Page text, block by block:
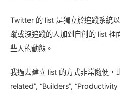
Twitter 的 list 是獨立於追蹤系統
蹤或沒追蹤的人加到自創的 list 裡
些人的動態。
我過去建立 list 的方式非常隨便，
related”, “Builders”,